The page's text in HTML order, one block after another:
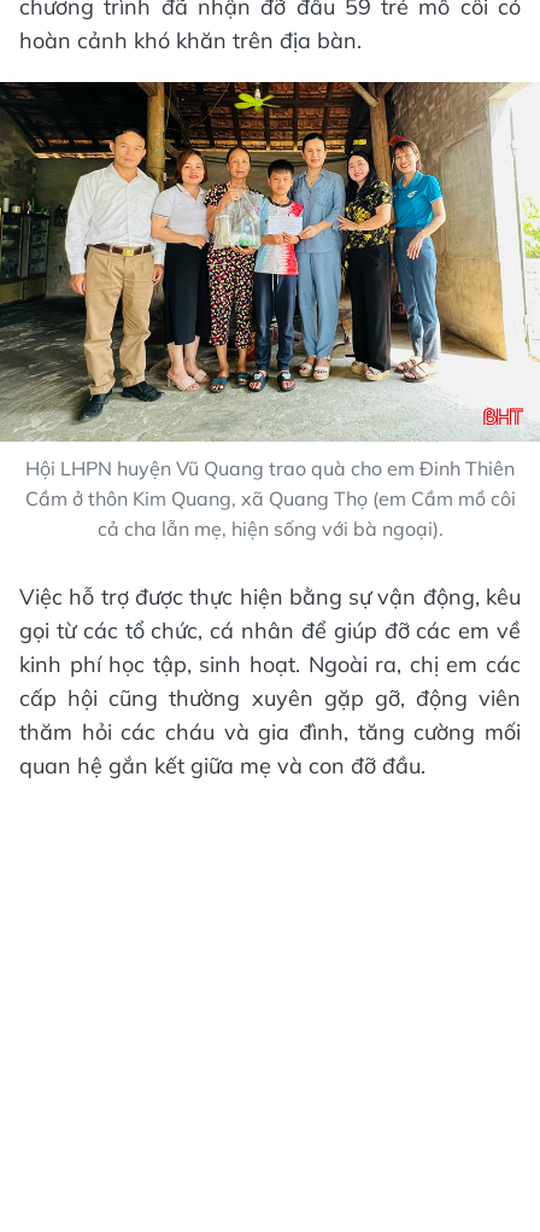
chương trình đã nhận đỡ đầu 59 trẻ mồ côi có
hoàn cảnh khó khăn trên địa bàn.
Hội LHPN huyện Vũ Quang trao quà cho em Đinh Thiên
Cầm ở thôn Kim Quang, xã Quang Thọ (em Cầm mồ côi
cả cha lẫn mẹ, hiện sống với bà ngoại).
Việc hỗ trợ được thực hiện bằng sự vận động, kêu
gọi từ các tổ chức, cá nhân để giúp đỡ các em về
kinh phí học tập, sinh hoạt. Ngoài ra, chị em các
cấp hội cũng thường xuyên gặp gỡ, động viên
thăm hỏi các cháu và gia đình, tăng cường mối
quan hệ gắn kết giữa mẹ và con đỡ đầu.